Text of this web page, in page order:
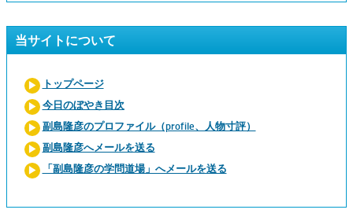
当サイトについて
トップページ
今日のぼやき目次
副島隆彦のプロファイル（profile、人物寸評）
副島隆彦へメールを送る
「副島隆彦の学問道場」へメールを送る